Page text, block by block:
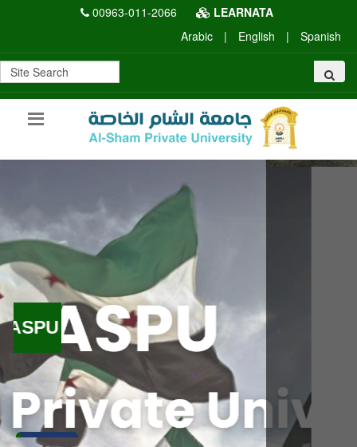
00963-011-2066
LEARNATA
Arabic
| English | Spanish
ASPU